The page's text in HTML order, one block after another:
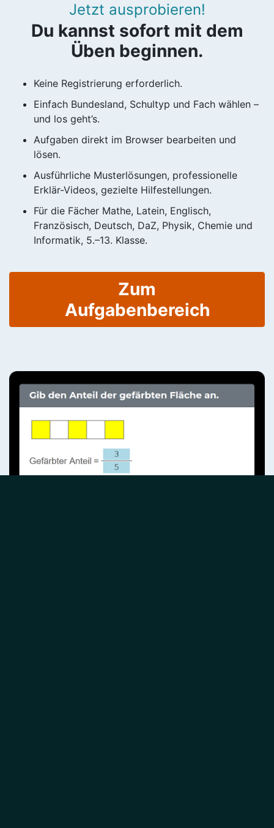
Jetzt ausprobieren!
Du kannst sofort mit dem
Üben beginnen.
Keine Registrierung erforderlich.
Einfach Bundesland, Schultyp und Fach wählen –
und los geht’s.
Aufgaben direkt im Browser bearbeiten und
lösen.
Ausführliche Musterlösungen, professionelle
Erklär-Videos, gezielte Hilfestellungen.
Für die Fächer Mathe, Latein, Englisch,
Französisch, Deutsch, DaZ, Physik, Chemie und
Informatik, 5.–13. Klasse.
Zum
Aufgabenbereich